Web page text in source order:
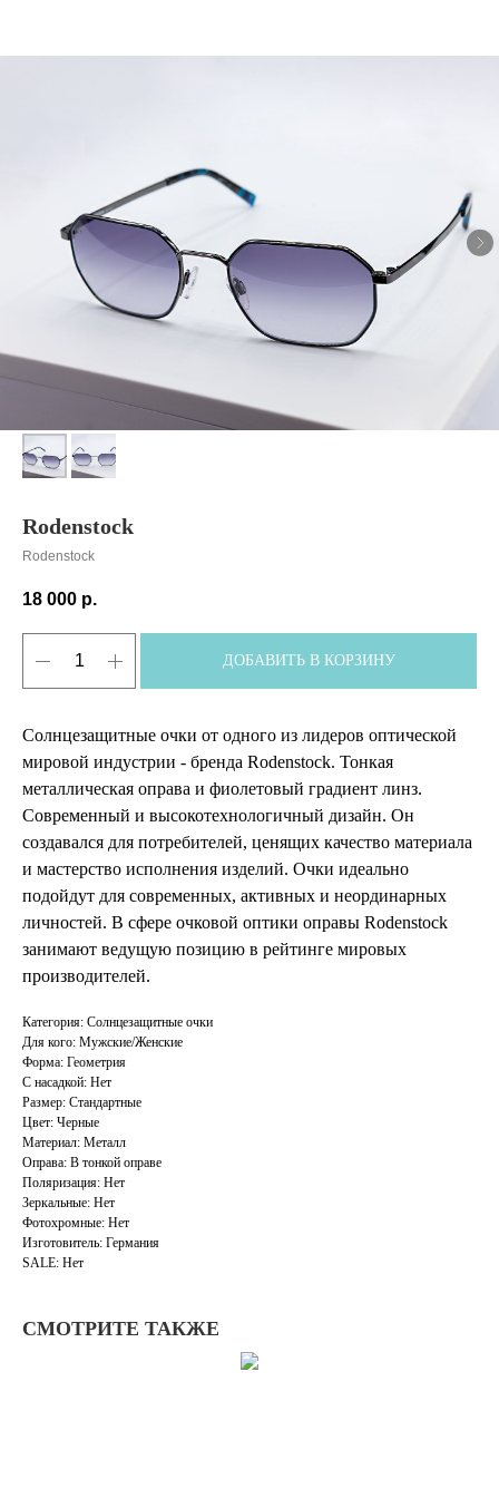
Rodenstock
Rodenstock
18 000 р.
ДОБАВИТЬ В КОРЗИНУ
Солнцезащитные очки от одного из лидеров оптической
мировой индустрии - бренда Rodenstock. Тонкая
металлическая оправа и фиолетовый градиент линз.
Современный и высокотехнологичный дизайн. Он
создавался для потребителей, ценящих качество материала
и мастерство исполнения изделий. Очки идеально
подойдут для современных, активных и неординарных
личностей. В сфере очковой оптики оправы Rodenstock
занимают ведущую позицию в рейтинге мировых
производителей.
Категория: Солнцезащитные очки
Для кого: Мужские/Женские
Форма: Геометрия
С насадкой: Нет
Размер: Стандартные
Цвет: Черные
Материал: Металл
Оправа: В тонкой оправе
Поляризация: Нет
Зеркальные: Нет
Фотохромные: Нет
Изготовитель: Германия
SALE: Нет
СМОТРИТЕ ТАКЖЕ